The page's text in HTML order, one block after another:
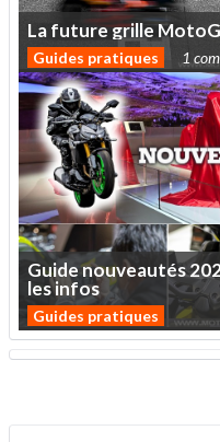
Lafuturegrille
Guides pratiques 1
Guidenouveautés
lesinfos
Guides pratiques